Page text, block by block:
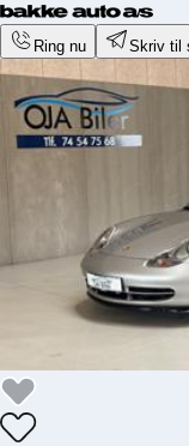
Ring nu Skriv til